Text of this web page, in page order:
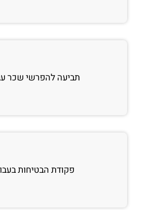
תביעה להפרשי שכר
פקודת הבטיחות